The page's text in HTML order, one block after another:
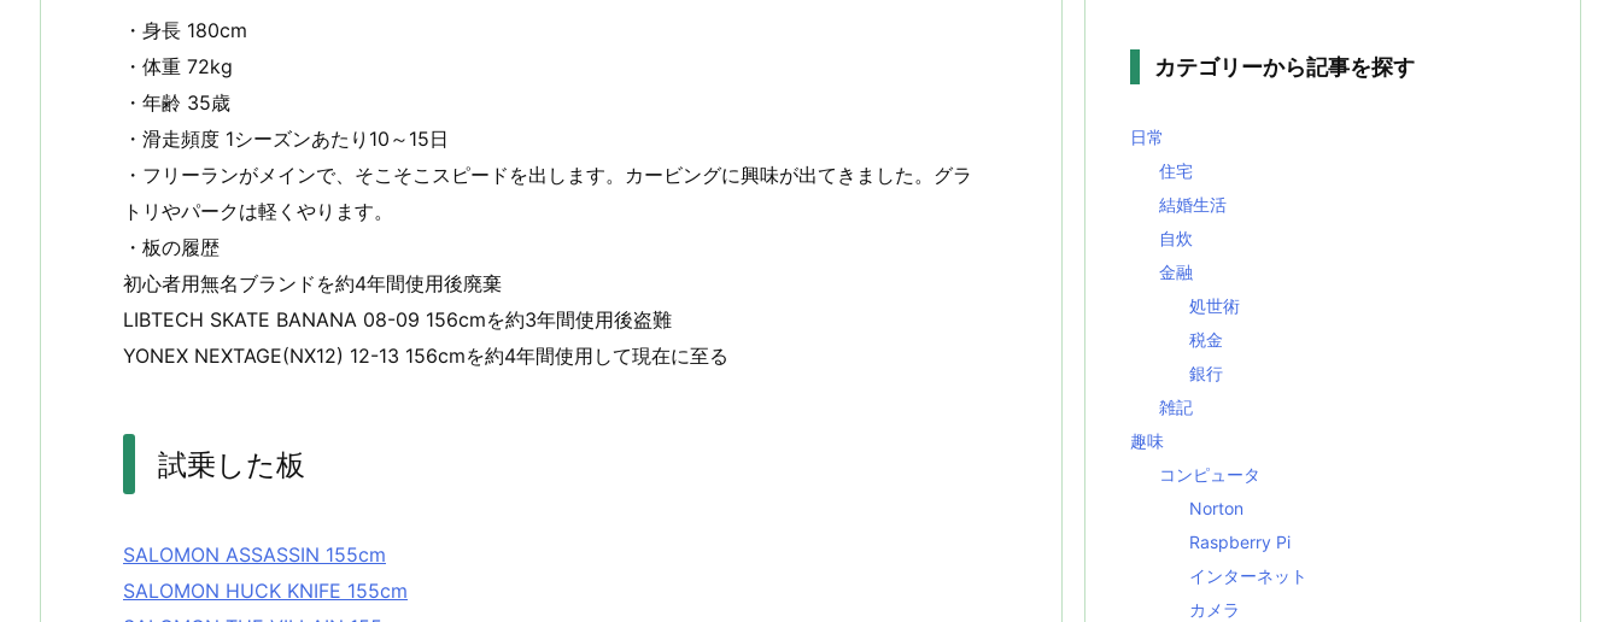
・身長 180cm
・体重 72kg
・年齢 35歳
・滑走頻度 1シーズンあたり10～15日
・フリーランがメインで、そこそこスピードを出します。カービングに興味が出てきました。グラ
トリやパークは軽くやります。
・板の履歴
初心者用無名ブランドを約4年間使用後廃棄
LIBTECH SKATE BANANA 08-09 156cmを約3年間使用後盗難
YONEX NEXTAGE(NX12) 12-13 156cmを約4年間使用して現在に至る
試乗した板
SALOMON ASSASSIN 155cm
SALOMON HUCK KNIFE 155cm
カテゴリーから記事を探す
日常
住宅
結婚生活
自炊
金融
処世術
税金
銀行
雑記
趣味
コンピュータ
Norton
Raspberry Pi
インターネット
カメラ